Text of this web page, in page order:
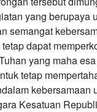
yang berupaya
semangat
dapat
yang maha
tetap
kebersamaan
Kesatuan